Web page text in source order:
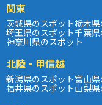
関東
茨城県のスポット栃木
埼玉県のスポット千葉
神奈川県のスポット
北陸・甲信越
新潟県のスポット富山
福井県のスポット山梨